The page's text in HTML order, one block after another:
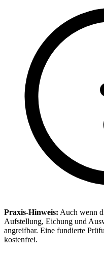
Praxis-Hinweis: Auch wenn
Aufstellung, Eichung und
angreifbar. Eine fundierte
kostenfrei.